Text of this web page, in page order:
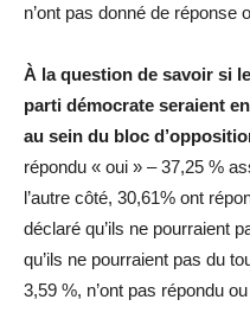
n’ont pas donné de réponse
À la question de savoir si
parti démocrate seraient
au sein du bloc
répondu « oui » – 37,25 %
l’autre côté, 30,61% ont
déclaré qu’ils ne pourraient
qu’ils ne pourraient pas du
3,59 %, n’ont pas répondu